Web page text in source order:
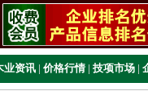
业资讯 | 价格行情 | 技项市场 |